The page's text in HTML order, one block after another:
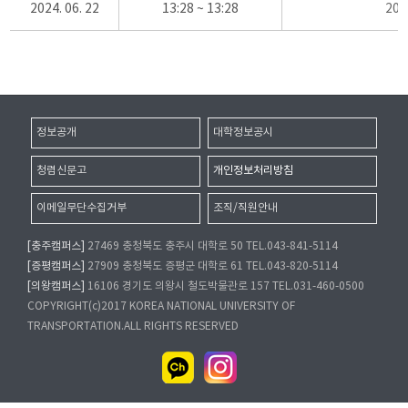
2024. 06. 22 13:28 ~ 13:28
정보공개 대학정보공시
청렴신문고 개인정보처리방침
이메일무단수집거부 조직/직원안내
[충주캠퍼스]
27469 충청북도 충주시 대학로 50 TEL.043-841-5114
[증평캠퍼스]
27909 충청북도 증평군 대학로 61 TEL.043-820-5114
[의왕캠퍼스]
16106 경기도 의왕시 철도박물관로 157 TEL.031-460-0500
COPYRIGHT(c)2017 KOREA NATIONAL UNIVERSITY OF
TRANSPORTATION.ALL RIGHTS RESERVED